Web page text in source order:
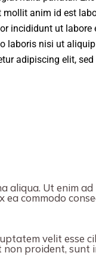
anim id est
incididunt ut
laboris nisi ut
adipiscing elit,
Ut enim ad
commodo
velit esse
proident, sunt